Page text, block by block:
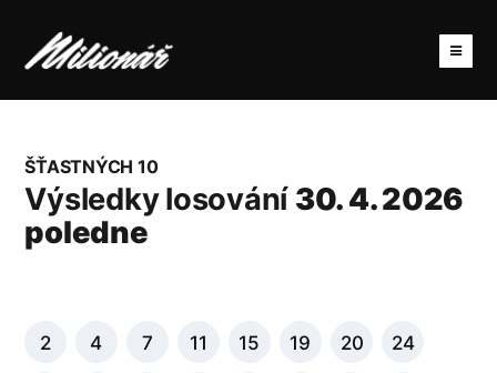
ŠŤASTNÝCH 10
Výsledky losování 30. 4. 2026
poledne
2 4 7 11 15 19 20 24